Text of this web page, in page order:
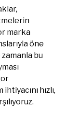
marka
öne
bu
hızlı,